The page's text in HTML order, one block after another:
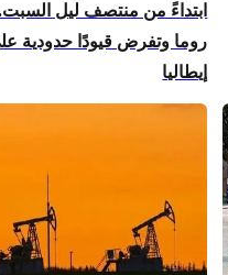
ابتداءً من منتصف ليل
روما وتفرض قيودًا حدودية
إيطاليا